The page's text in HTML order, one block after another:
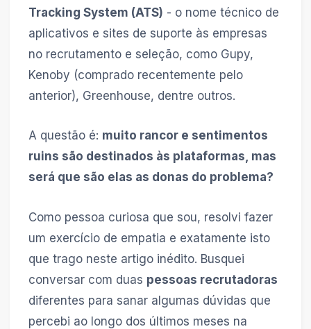
Tracking System (ATS) - o nome técnico de
aplicativos e sites de suporte às empresas
no recrutamento e seleção, como Gupy,
Kenoby (comprado recentemente pelo
anterior), Greenhouse, dentre outros.
A questão é: muito rancor e sentimentos
ruins são destinados às plataformas, mas
será que são elas as donas do problema?
Como pessoa curiosa que sou, resolvi fazer
um exercício de empatia e exatamente isto
que trago neste artigo inédito. Busquei
conversar com duas pessoas recrutadoras
diferentes para sanar algumas dúvidas que
percebi ao longo dos últimos meses na